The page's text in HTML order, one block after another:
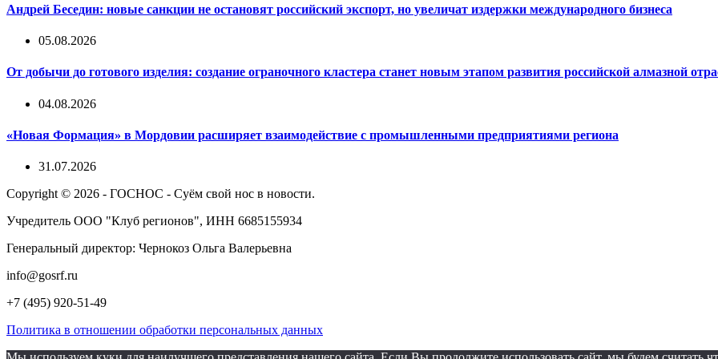
Андрей Беседин: новые санкции не остановят российский экспорт, но увеличат издержки международного бизнеса
05.08.2026
От добычи до готового изделия: создание ограночного кластера станет новым этапом развития российской алмазной
04.08.2026
«Новая Формация» в Мордовии расширяет взаимодействие с промышленными предприятиями региона
31.07.2026
Copyright © 2026 - ГОСНОС - Суём свой нос в новости.
Учредитель ООО "Клуб регионов", ИНН 6685155934
Генеральный директор: Чернокоз Ольга Валерьевна
info@gosrf.ru
+7 (495) 920-51-49
Политика в отношении обработки персональных данных